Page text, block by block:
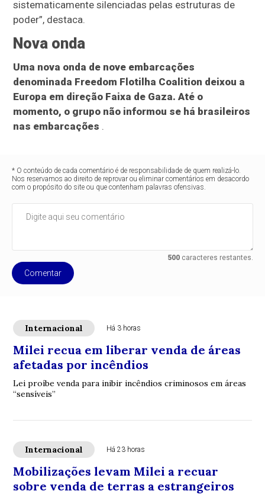
sistematicamente silenciadas pelas estruturas de
poder”, destaca.
Nova onda
Uma nova onda de nove embarcações
denominada Freedom Flotilha Coalition deixou a
Europa em direção Faixa de Gaza. Até o
momento, o grupo não informou se há brasileiros
nas embarcações .
* O conteúdo de cada comentário é de responsabilidade de quem realizá-lo.
Nos reservamos ao direito de reprovar ou eliminar comentários em desacordo
com o propósito do site ou que contenham palavras ofensivas.
500caracteres restantes.
Comentar
Internacional Há 3 horas
Milei recua em liberar venda de áreas
afetadas por incêndios
Lei proíbe venda para inibir incêndios criminosos em áreas
“sensíveis”
Internacional Há 23 horas
Mobilizações levam Milei a recuar
sobre venda de terras a estrangeiros